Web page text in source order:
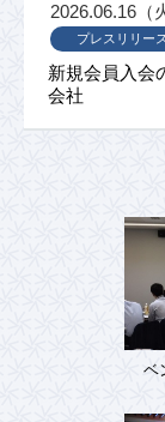
新規会員入会
会社
プレスリリース
2026.06.16（
ベ